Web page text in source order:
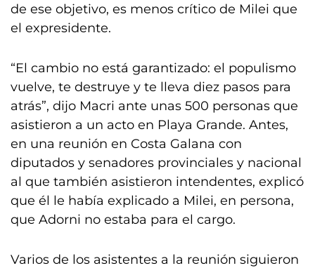
de ese objetivo, es menos crítico de Milei que
el expresidente.
“El cambio no está garantizado: el populismo
vuelve, te destruye y te lleva diez pasos para
atrás”, dijo Macri ante unas 500 personas que
asistieron a un acto en Playa Grande. Antes,
en una reunión en Costa Galana con
diputados y senadores provinciales y nacional
al que también asistieron intendentes, explicó
que él le había explicado a Milei, en persona,
que Adorni no estaba para el cargo.
Varios de los asistentes a la reunión siguieron